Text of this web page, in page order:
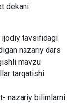
dekani
ijodiy tavsifidagi
nazariy dars
mavzu
tarqatishi
nazariy bilimlarni